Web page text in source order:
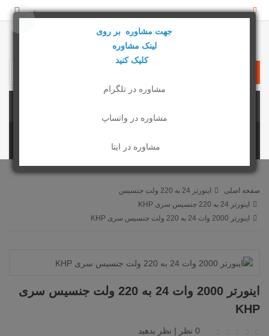
بیشتر
جهت مشاوره بر روی
لینک مشاوره
کلیک کنید
مشاوره در تلگرام
مشاوره در واتساپ
مشاوره در ایتا
صفحه اصلی
اینورتر 24 به 220 ولت جنسیس
اینورتر 24 به 220 جنسیس سری KHP
اینورتر 2000 وات 24 به 220 ولت جنسیس سری KHP
اینورتر 2000 وات 24 به 220 ولت جنسیس سری
KHP
0 نظر | نظر بدهید